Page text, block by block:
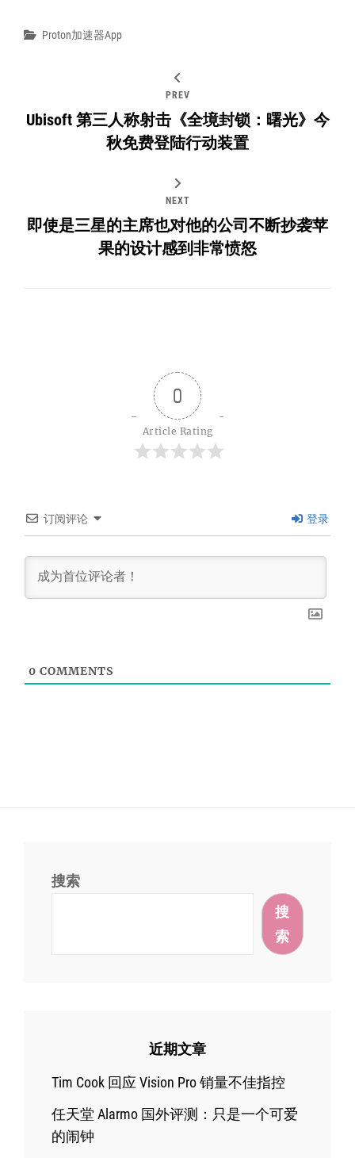
Categories
Proton加速器app
PREV
Ubisoft 第三人称射击《全境封锁：曙光》今
秋免费登陆行动装置
NEXT
即使是三星的主席也对他的公司不断抄袭苹
果的设计感到非常愤怒
0
Article Rating
订阅评论 登录
0 COMMENTS
搜索
搜
索
近期文章
Tim Cook 回应 Vision Pro 销量不佳指控
任天堂 Alarmo 国外评测：只是一个可爱
的闹钟